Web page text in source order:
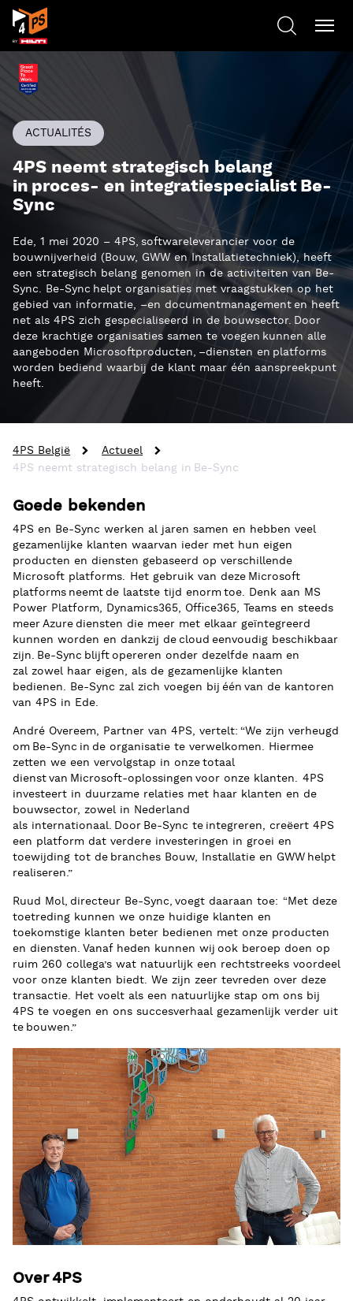
ACTUALITÉS
4PS neemt strategisch belang
in proces- en integratiespecialist Be-
Sync
Ede, 1 mei 2020 – 4PS, softwareleverancier voor de
bouwnijverheid (Bouw, GWW enInstallatietechniek), heeft
een strategisch belang genomen in de activiteiten van Be-
Sync. Be-Sync helpt organisaties met vraagstukken op het
gebied van informatie, –en documentmanagement en heeft
net als 4PS zich gespecialiseerd in de bouwsector. Door
deze krachtige organisaties samen te voegen kunnen alle
aangeboden Microsoftproducten, –diensten en platforms
worden bediend waarbij de klant maar één aanspreekpunt
heeft.
4PS België
Actueel
4PS neemt strategisch belang in Be-Sync
Goede bekenden
4PS en Be-Sync werken al jaren samen en hebben veel
gezamenlijke klanten waarvan ieder met hun eigen
producten en diensten gebaseerd op verschillende
Microsoft platforms. Het gebruik van deze Microsoft
platforms neemt de laatste tijd enorm toe. Denk aan MS
Power Platform, Dynamics365, Office365, Teams en steeds
meerAzure diensten die meer met elkaar geïntegreerd
kunnen worden en dankzij de cloud eenvoudig beschikbaar
zijn. Be-Sync blijft opereren onder dezelfde naam en
zal zowel haar eigen, als de gezamenlijke klanten
bedienen. Be-Sync zal zich voegen bij één van de kantoren
van 4PS in Ede.
André Overeem, Partner van 4PS, vertelt: “We zijn verheugd
om Be-Sync in de organisatie te verwelkomen. Hiermee
zetten we een vervolgstap in onze totaal
dienst van Microsoft-oplossingen voor onze klanten. 4PS
investeert in duurzame relaties met haar klanten en de
bouwsector, zowel in Nederland
als internationaal. Door Be-Sync te integreren, creëert 4PS
een platform dat verdere investeringen in groei en
toewijding tot de branches Bouw, Installatie en GWW helpt
realiseren.”
Ruud Mol, directeur Be-Sync, voegt daaraan toe: “Met deze
toetreding kunnen we onze huidige klanten en
toekomstige klanten beter bedienen met onze producten
en diensten. Vanaf heden kunnen wij ook beroep doen op
ruim 260 collega’s wat natuurlijk een rechtstreeks voordeel
voor onze klanten biedt. We zijn zeer tevreden over deze
transactie. Het voelt als een natuurlijke stap om ons bij
4PS te voegen en ons succesverhaal gezamenlijk verder uit
te bouwen.”
Over 4PS